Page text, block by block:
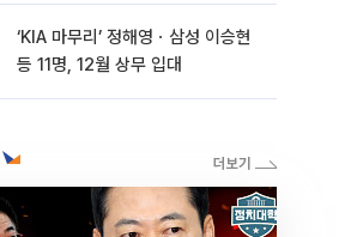
‘KIA 마무리’ 정해영ㆍ삼성 이승현
등 11명, 12월 상무 입대